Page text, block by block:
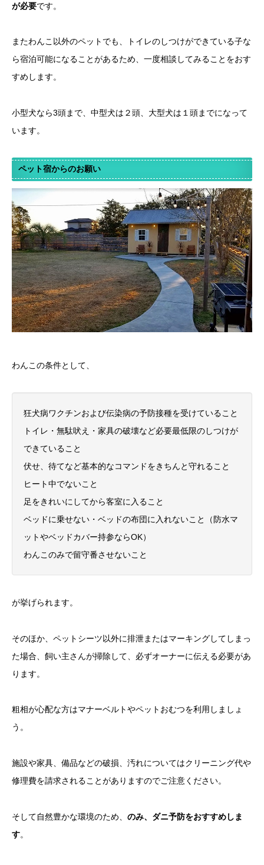
が必要です。
またわんこ以外のペットでも、トイレのしつけができている子な
ら宿泊可能になることがあるため、一度相談してみることをおす
すめします。
小型犬なら3頭まで、中型犬は２頭、大型犬は１頭までになって
います。
ペット宿からのお願い
わんこの条件として、
狂犬病ワクチンおよび伝染病の予防接種を受けていること
トイレ・無駄吠え・家具の破壊など必要最低限のしつけが
できていること
伏せ、待てなど基本的なコマンドをきちんと守れること
ヒート中でないこと
足をきれいにしてから客室に入ること
ベッドに乗せない・ベッドの布団に入れないこと（防水マ
ットやベッドカバー持参ならOK）
わんこのみで留守番させないこと
が挙げられます。
そのほか、ペットシーツ以外に排泄またはマーキングしてしまっ
た場合、飼い主さんが掃除して、必ずオーナーに伝える必要があ
ります。
粗相が心配な方はマナーベルトやペットおむつを利用しましょ
う。
施設や家具、備品などの破損、汚れについてはクリーニング代や
修理費を請求されることがありますのでご注意ください。
そして自然豊かな環境のため、 のみ、ダニ予防をおすすめしま
す。